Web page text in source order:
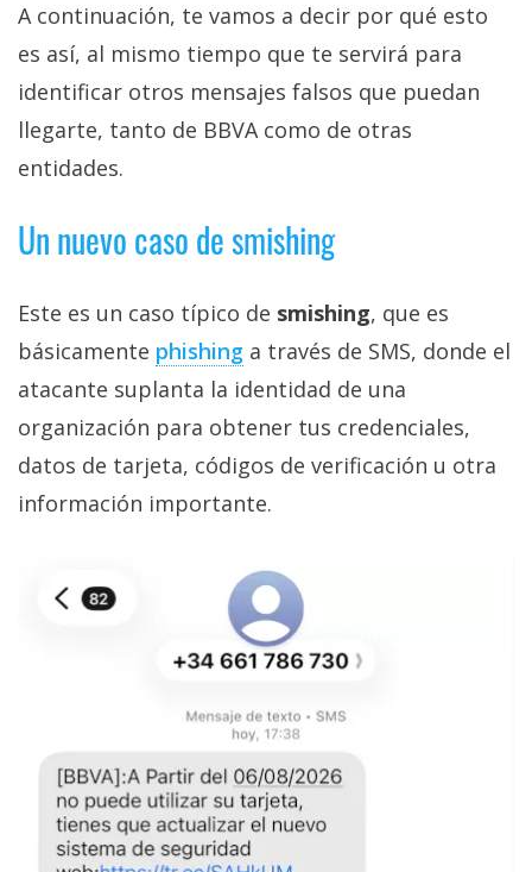
A continuación, te vamos a decir por qué esto
es así, al mismo tiempo que te servirá para
identificar otros mensajes falsos que puedan
llegarte, tanto de BBVA como de otras
entidades.
Un nuevo caso de smishing
Este es un caso típico de smishing, que es
básicamente phishing‎ a través de SMS, donde el
atacante suplanta la identidad de una
organización para obtener tus credenciales,
datos de tarjeta, códigos de verificación u otra
información importante.